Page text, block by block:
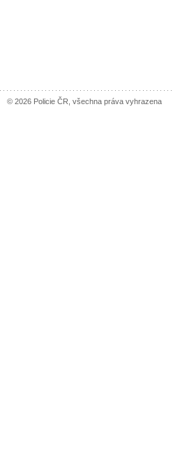
© 2026 Policie ČR, všechna práva vyhrazena